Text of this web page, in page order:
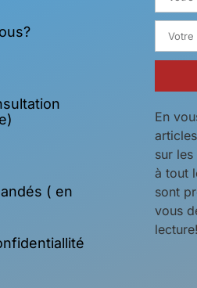
( en
En
sur
à tout
sont
vous
lecture!